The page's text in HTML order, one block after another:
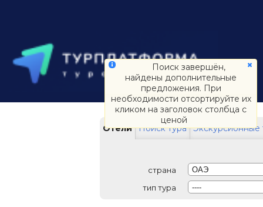
Отели Поиск тура Экскурсионные
страна
ОАЭ
тип тура
----
Поиск завершён,
найдены дополнительные
предложения. При
необходимости отсортируйте их
кликом на заголовок столбца с
ценой